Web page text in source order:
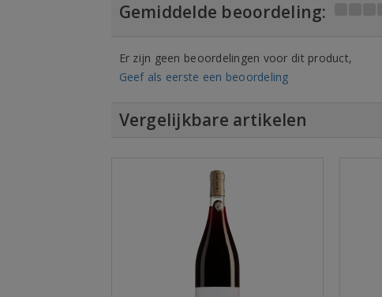
Gemiddelde beoordeling:
Er zijn geen beoordelingen voor dit product,
Geef als eerste een beoordeling
Vergelijkbare artikelen